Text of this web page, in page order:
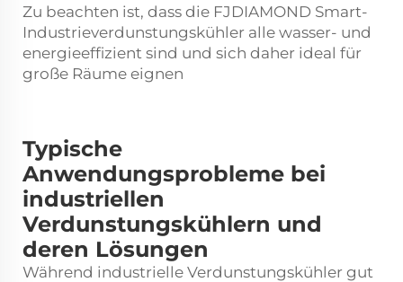
Zu beachten ist, dass die FJDIAMOND Smart-
Industrieverdunstungskühler alle wasser- und
energieeffizient sind und sich daher ideal für
große Räume eignen
Typische
Anwendungsprobleme bei
industriellen
Verdunstungskühlern und
deren Lösungen
Während industrielle Verdunstungskühler gut